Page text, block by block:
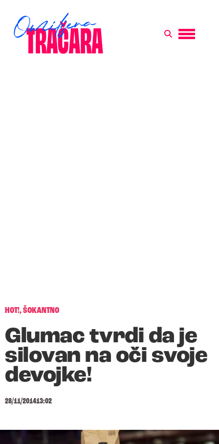
HOT!,ŠOKANTNO
Glumac tvrdi da je
silovan na oči svoje
devojke!
28/11/201413:02